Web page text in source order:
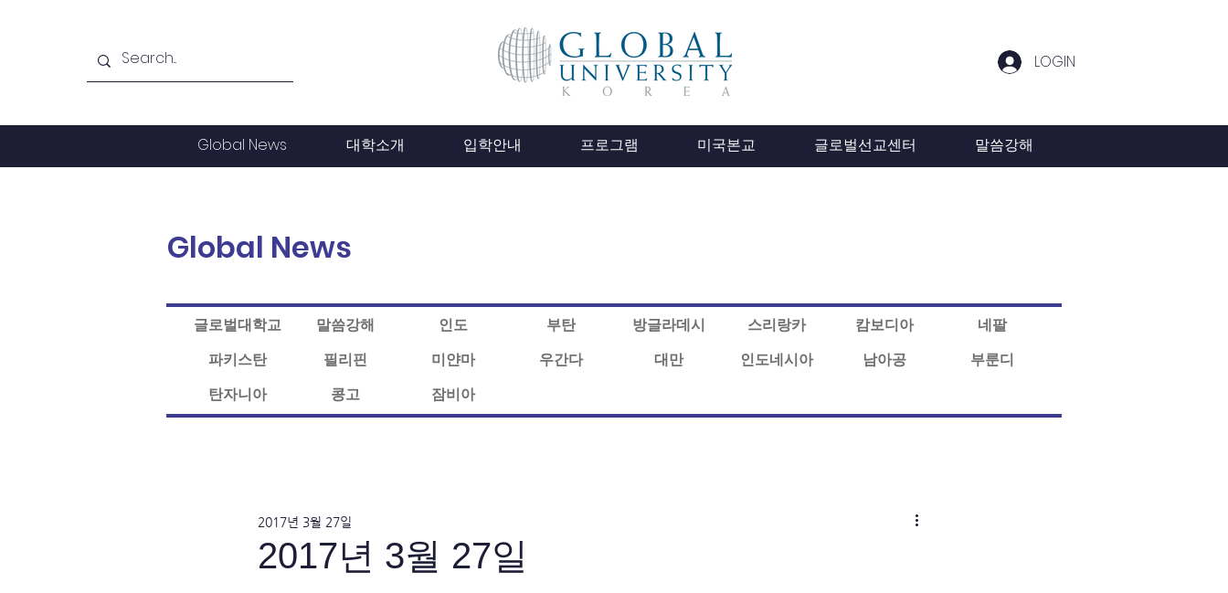
LOGIN
Global News 대학소개 입학안내 프로그램 미국본교 글로벌선교센터 말씀강해
Global News
글로벌대학교 말씀강해 인도 부탄 방글라데시 스리랑카 캄보디아 네팔
파키스탄 필리핀 미얀마 우간다 대만 인도네시아 남아공 부룬디
탄자니아 콩고 잠비아
2017년 3월 27일
2017년 3월 27일